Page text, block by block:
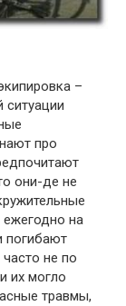
–
ситуации
про
они-де не
ежегодно на
погибают
не по
их могло
травмы,